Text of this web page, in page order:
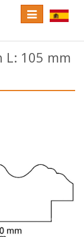
Toggle
language
Toggle
navigation
L: 105 mm